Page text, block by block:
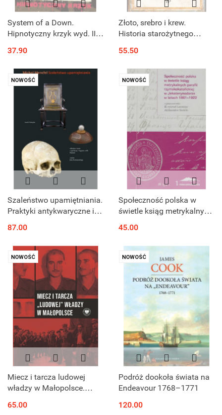
System of a Down.
Hipnotyczny krzyk wyd. II
twarda)
37.90
Złoto, srebro i krew.
Historia starożytnego
55.50
NOWOŚĆ
Szaleństwo upamiętniania.
Praktyki antykwaryczne i
ziemiach polskich w epoce
sentymentalizmu
87.00
NOWOŚĆ
Społeczność polska w
świetle ksiąg metrykalnych
w Jekaterynodarze w
45.00
NOWOŚĆ
Miecz i tarcza ludowej
władzy w Małopolsce.
Bezpieczeństwa
65.00
NOWOŚĆ
Podróż dookoła świata na
Endeavour 1768–1771
120.00